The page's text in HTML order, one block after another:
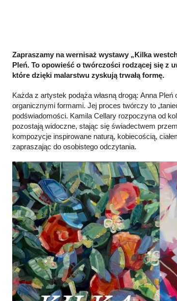
Zapraszamy na wernisaż wystawy „Kilka
Pleń. To opowieść o twórczości rodzącej się z
które dzięki malarstwu zyskują trwałą formę.
Każda z artystek podąża własną drogą: Anna
organicznymi formami. Jej proces twórczy to
podświadomości. Kamila Cellary rozpoczyna od
pozostają widoczne, stając się świadectwem
kompozycje inspirowane naturą, kobiecością,
zapraszając do osobistego odczytania.